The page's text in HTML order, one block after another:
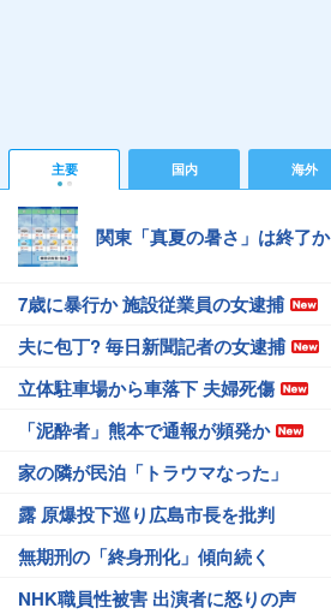
主要 国内 海外
関東「真夏の暑さ」は終了か
7歳に暴行か 施設従業員の女逮捕
夫に包丁? 毎日新聞記者の女逮捕
立体駐車場から車落下 夫婦死傷
「泥酔者」熊本で通報が頻発か
家の隣が民泊「トラウマなった」
露 原爆投下巡り広島市長を批判
無期刑の「終身刑化」傾向続く
NHK職員性被害 出演者に怒りの声